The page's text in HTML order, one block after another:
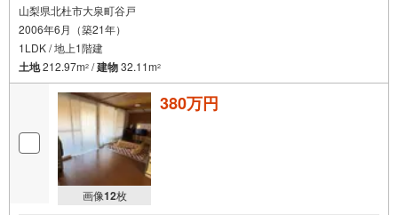
山梨県北杜市大泉町谷戸
2006年6月（築21年）
1LDK / 地上1階建
土地212.97m2 /建物32.11m2
画像12枚
380万円